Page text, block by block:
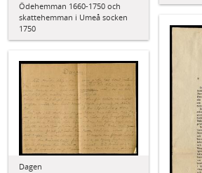
Ödehemman 1660-1750 och
skattehemman i Umeå socken
1750
Dagen